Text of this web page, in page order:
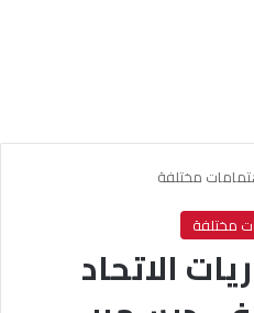
مختلفة
مختلفة
الاتحاد